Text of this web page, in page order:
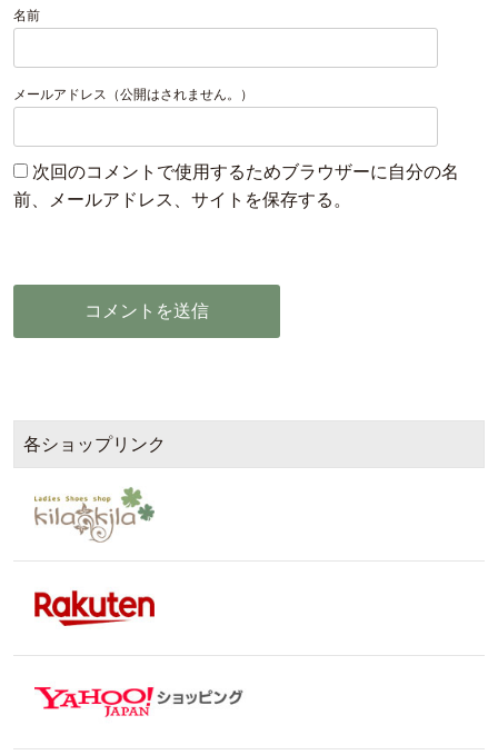
名前
メールアドレス（公開はされません。）
次回のコメントで使用するためブラウザーに自分の名
前、メールアドレス、サイトを保存する。
各ショップリンク